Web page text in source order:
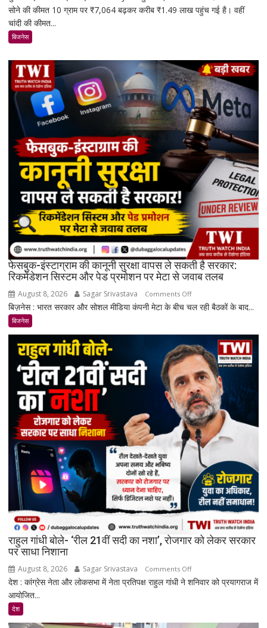
फिर
में
सोना
₹7,064
और
चांदी
₹14,094
महंगी,
रिकॉर्ड
के
करीब
पहुंचे
दाम
सोने की कीमत 10 ग्राम पर ₹7,064 बढ़कर करीब ₹1.49 लाख पहुंच गई है। वहीं
चांदी की कीमत...
बिजनेस
फेसबुक-इंस्टाग्राम की कानूनी सुरक्षा वापस ले सकती है सरकार:
रिकमेंडेशन सिस्टम और पेड प्रमोशन पर मेटा से जवाब तलब
August 8, 2026 Sagar Srivastava Comments Offon
फेसबुक-
की
कानूनी
सुरक्षा
वापस
ले
सकती
है
सरकार:
रिकमेंडेशन
सिस्टम
और
पेड
प्रमोशन
से
जवाब
बिज़नेस : भारत सरकार और सोशल मीडिया कंपनी मेटा के बीच चल रही बैठकों के बाद...
बिजनेस
राहुल गांधी बोले- ‘रील 21वीं सदी का नशा’, रोजगार को लेकर सरकार
पर साधा निशाना
August 8, 2026 Sagar Srivastava Comments Offon
राहुल
देश : कांग्रेस नेता और लोकसभा में नेता प्रतिपक्ष राहुल गांधी ने शनिवार को प्रयागराज में
आयोजित...
देश